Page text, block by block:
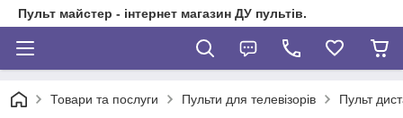
Пульт майстер - інтернет магазин ДУ пультів.
Товари та послуги Пульти для телевізорів Пульт